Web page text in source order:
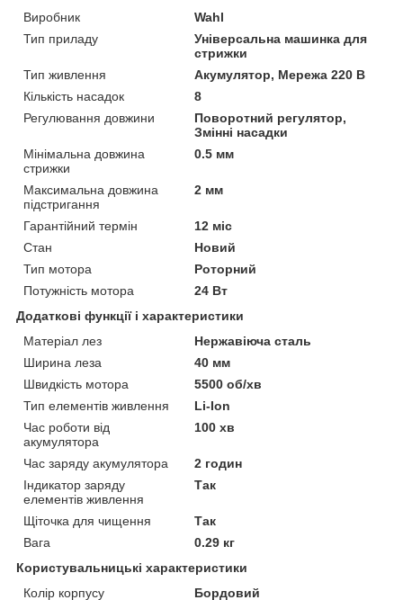
Виробник
Wahl
Тип приладу
Універсальна машинка для
стрижки
Тип живлення
Акумулятор, Мережа 220 В
Кількість насадок
8
Регулювання довжини
Поворотний регулятор,
Змінні насадки
Мінімальна довжина
стрижки
0.5 мм
Максимальна довжина
підстригання
2 мм
Гарантійний термін
12 міс
Стан
Новий
Тип мотора
Роторний
Потужність мотора
24 Вт
Додаткові функції і характеристики
Матеріал лез
Нержавіюча сталь
Ширина леза
40 мм
Швидкість мотора
5500 об/хв
Тип елементів живлення
Li-Ion
Час роботи від
акумулятора
100 хв
Час заряду акумулятора
2 годин
Індикатор заряду
елементів живлення
Так
Щіточка для чищення
Так
Вага
0.29 кг
Користувальницькі характеристики
Колір корпусу
Бордовий